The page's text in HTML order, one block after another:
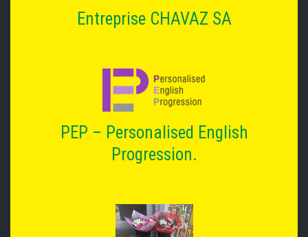
Entreprise CHAVAZ SA
PEP – Personalised English
Progression.